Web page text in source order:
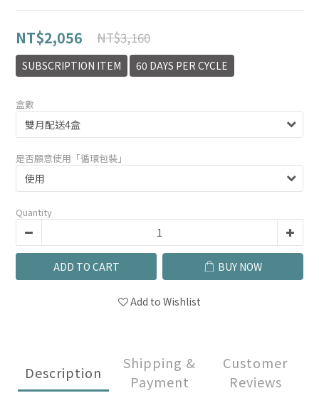
NT$2,056 NT$3,160
SUBSCRIPTION ITEM 60 DAYS PER CYCLE
盒數
是否願意使用「循環包裝」
Quantity
ADD TO CART BUY NOW
Add to Wishlist
Description
Shipping &
Payment
Customer
Reviews